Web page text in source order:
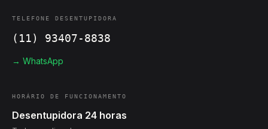
TELEFONE DESENTUPIDORA
(11) 93407-8838
→ WhatsApp
HORÁRIO DE FUNCIONAMENTO
Desentupidora 24 horas